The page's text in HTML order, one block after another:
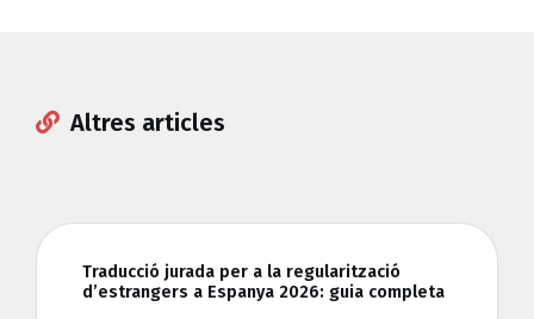
Altres articles
Traducció jurada per a la regularització
d’estrangers a Espanya 2026: guia completa